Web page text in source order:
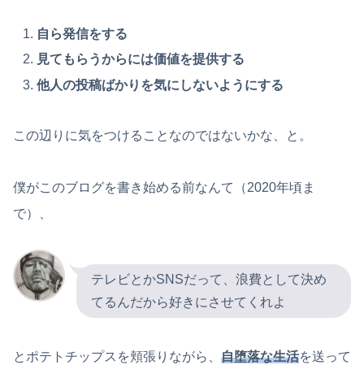
自ら発信をする
見てもらうからには価値を提供する
他人の投稿ばかりを気にしないようにする
この辺りに気をつけることなのではないかな、と。
僕がこのブログを書き始める前なんて（2020年頃ま
で）、
テレビとかSNSだって、浪費として決め
てるんだから好きにさせてくれよ
とポテトチップスを頬張りながら、 自堕落な生活を送って